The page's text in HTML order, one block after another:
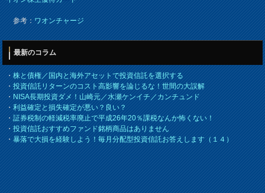
参考：ワオンチャージ
最新のコラム
・株と債権／国内と海外アセットで投資信託を選択する
・投資信託リターンのコスト高影響を論じるな！世間の大誤解
・NISA長期投資ダメ！山崎元／水瀬ケンイチ／カンチュンド
・利益確定と損失確定が悪い？良い？
・証券税制の軽減税率廃止で平成26年20％課税なんか怖くない！
・投資信託おすすめファンド銘柄商品はありません
・暴落で大損を経験しよう！毎月分配型投資信託お答えします（１４）